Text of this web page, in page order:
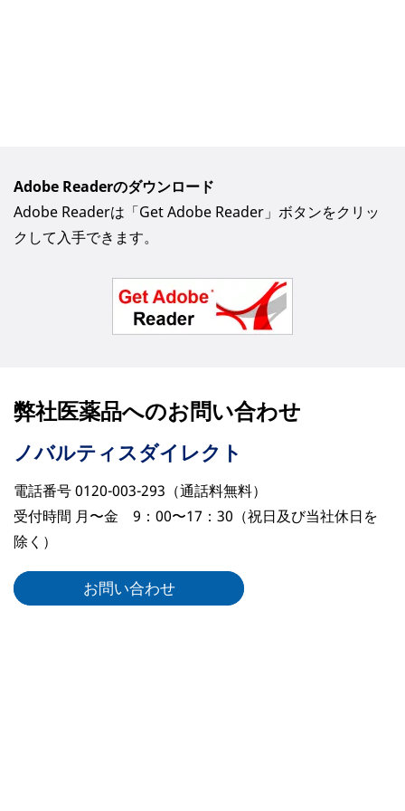
Adobe Readerのダウンロード
Adobe Readerは「Get Adobe Reader」ボタンをクリッ
クして入手できます。
弊社医薬品へのお問い合わせ
ノバルティスダイレクト
電話番号 0120-003-293（通話料無料）
受付時間 月〜金 9：00〜17：30（祝日及び当社休日を
除く）
お問い合わせ